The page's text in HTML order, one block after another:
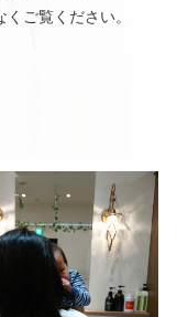
ご覧ください。